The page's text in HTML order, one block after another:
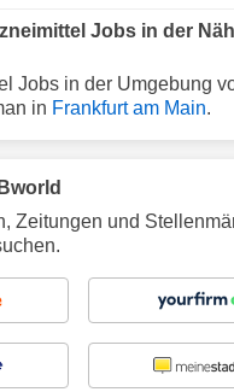
Jobs in der
Jobs in der Umgebung
in Frankfurt am Main.
Zeitungen und